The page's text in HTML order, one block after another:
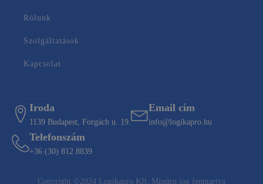
Rólunk
Szolgáltatások
Kapcsolat
Iroda
1139 Budapest, Forgách u. 19.
Email cím
info@logikapro.hu
Telefonszám
+36 (30) 812 8839
Copyright ©2024 Logikapro Kft. Minden jog fenntartva